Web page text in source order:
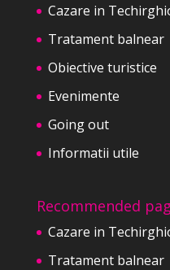
Cazare in
Tratament balnear
Obiective turistice
Evenimente
Going out
Informatii utile
Recommended
Cazare in
Tratament balnear